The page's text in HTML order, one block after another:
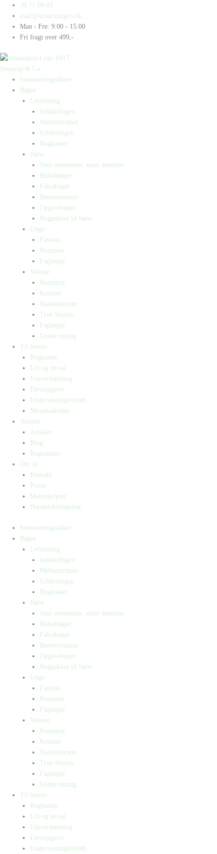
indholdet
30 71 00 03
mail@straarupogco.dk
Man - Fre: 9.00 - 15.00
Fri fragt over 499,-
Straarup & Co
Sommerbogpakker
Bøger
Letlæsning
Indskolingen
Mellemtrinnet
Udskolingen
Bogkasser
Børn
Små mennesker, store drømme
Billedbøger
Faktabøger
Børneromaner
Opgavebøger
Bogpakker til børn
Unge
Fantasy
Romaner
Fagbøger
Voksne
Romance
Krimier
Skønlitteratur
True Stories
Fagbøger
Undervisning
Til lærere
Bogkasser
Lix og let-tal
Universlæsning
Elevopgaver
Undervisningsforløb
Messekalender
Aktuelt
Artikler
Blog
Bogtrailere
Om os
Kontakt
Presse
Manuskripter
Handelsbetingelser
Sommerbogpakker
Bøger
Letlæsning
Indskolingen
Mellemtrinnet
Udskolingen
Bogkasser
Børn
Små mennesker, store drømme
Billedbøger
Faktabøger
Børneromaner
Opgavebøger
Bogpakker til børn
Unge
Fantasy
Romaner
Fagbøger
Voksne
Romance
Krimier
Skønlitteratur
True Stories
Fagbøger
Undervisning
Til lærere
Bogkasser
Lix og let-tal
Universlæsning
Elevopgaver
Undervisningsforløb
Products
search
Products
search
Bogpakke